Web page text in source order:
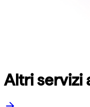
Altri servizi